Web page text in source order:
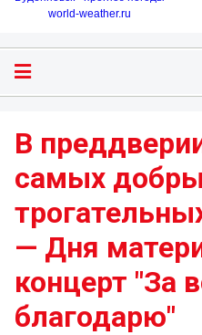
world-weather.ru
В
самых
— Дня
концерт "За
благодарю"